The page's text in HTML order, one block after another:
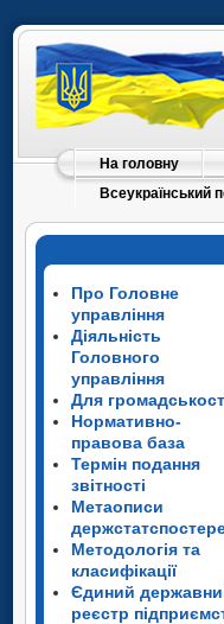
На головну
Всеукраїнський
Про Головне
управління
Діяльність
Головного
управління
Для
Нормативно-
правова база
Термін подання
звітності
Метаописи
Методологія та
класифікації
Єдиний
реєстр